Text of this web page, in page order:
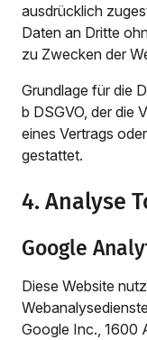
ausdrücklich
Daten an Dritte
zu Zwecken der
Grundlage für die
b DSGVO, der die
eines Vertrags
gestattet.
4. Analyse
Google
Diese Website
Google Inc., 1600